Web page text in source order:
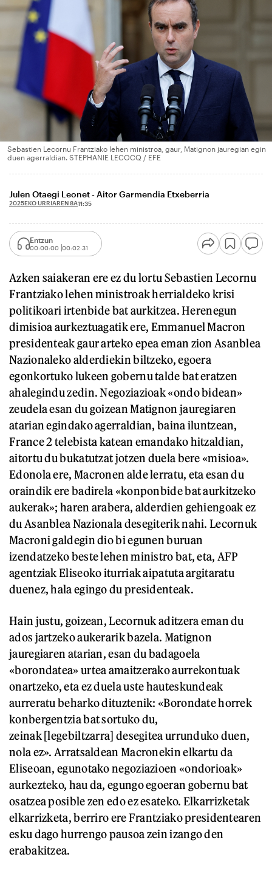
Sebastien Lecornu Frantziako lehen ministroa, gaur, Matignon jauregian egin
duen agerraldian. STEPHANIE LECOCQ / EFE
Julen Otaegi Leonet - Aitor Garmendia Etxeberria
2025EKO URRIAREN 8A11:35
Entzun
00:00:00 00:02:31
Azken saiakeran ere ez du lortu Sebastien Lecornu
Frantziako lehen ministroak herrialdeko krisi
politikoari irtenbide bat aurkitzea. Herenegun
dimisioa aurkeztuagatik ere, Emmanuel Macron
presidenteak gaur arteko epea eman zion Asanblea
Nazionaleko alderdiekin biltzeko, egoera
egonkortuko lukeen gobernu talde bat eratzen
ahalegindu zedin. Negoziazioak «ondo bidean»
zeudela esan du goizean Matignon jauregiaren
atarian egindako agerraldian, baina iluntzean,
France 2 telebista katean emandako hitzaldian,
aitortu du bukatutzat jotzen duela bere «misioa».
Edonola ere, Macronen alde lerratu, eta esan du
oraindik ere badirela «konponbide bat aurkitzeko
aukerak»; haren arabera, alderdien gehiengoak ez
du Asanblea Nazionala desegiterik nahi. Lecornuk
Macroni galdegin dio bi egunen buruan
izendatzeko beste lehen ministro bat, eta, AFP
agentziak Eliseoko iturriak aipatuta argitaratu
duenez, hala egingo du presidenteak.
Hain justu, goizean, Lecornuk aditzera eman du
ados jartzeko aukerarik bazela. Matignon
jauregiaren atarian, esan du badagoela
«borondatea» urtea amaitzerako aurrekontuak
onartzeko, eta ez duela uste hauteskundeak
aurreratu beharko dituztenik: «Borondate horrek
konbergentzia bat sortuko du,
zeinak [legebiltzarra] desegitea urrunduko duen,
nola ez». Arratsaldean Macronekin elkartu da
Eliseoan, egunotako negoziazioen «ondorioak»
aurkezteko, hau da, egungo egoeran gobernu bat
osatzea posible zen edo ez esateko. Elkarrizketak
elkarrizketa, berriro ere Frantziako presidentearen
esku dago hurrengo pausoa zein izango den
erabakitzea.